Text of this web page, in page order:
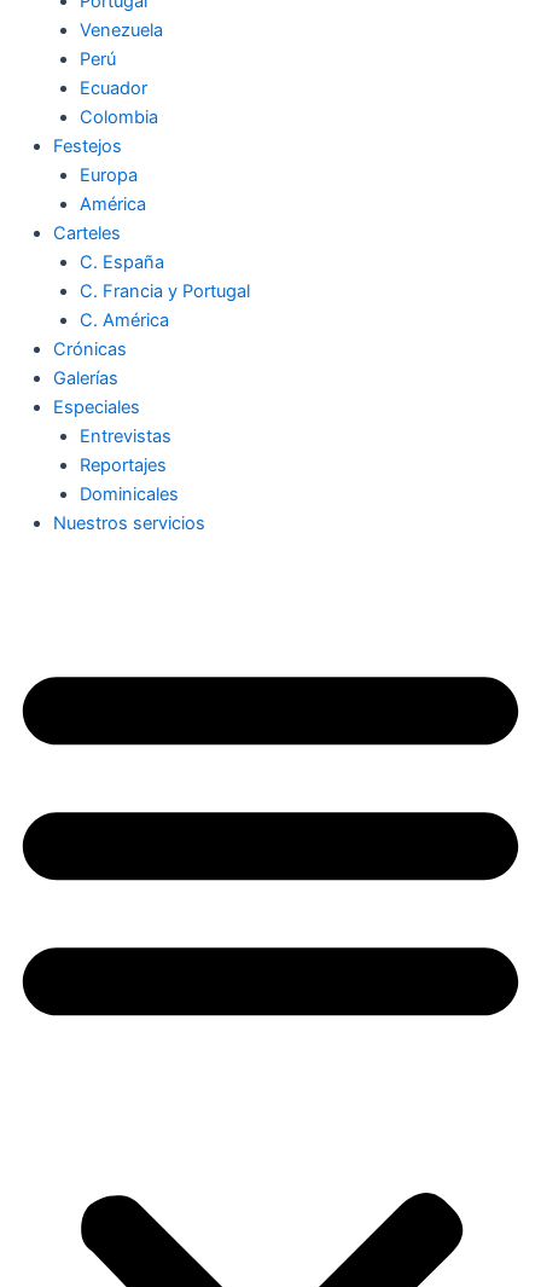
Venezuela
Perú
Ecuador
Colombia
Festejos
Europa
América
Carteles
C. España
C. Francia y Portugal
C. América
Crónicas
Galerías
Especiales
Entrevistas
Reportajes
Dominicales
Nuestros servicios